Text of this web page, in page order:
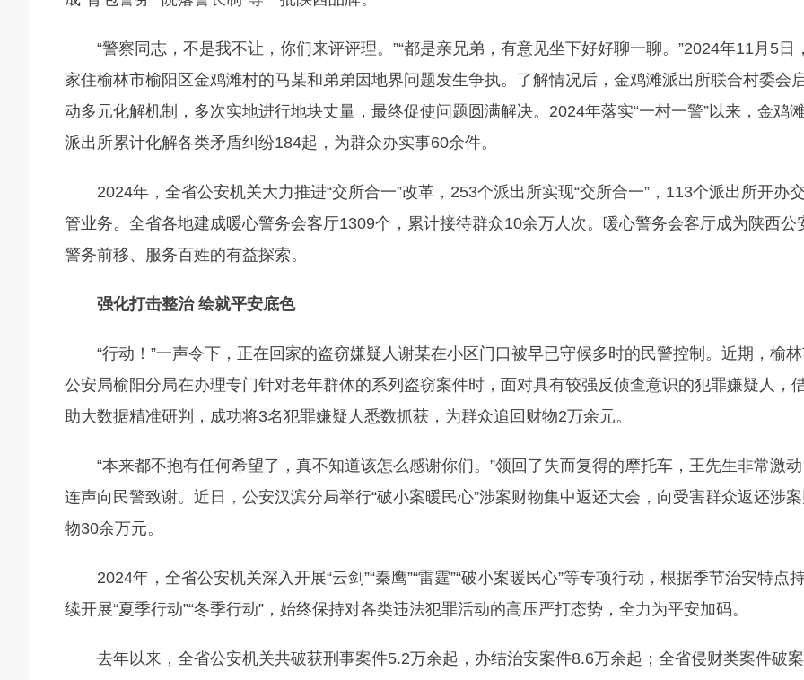
“警察同志，不是我不让，你们来评评理。”“都是亲兄弟，有意见坐下好好聊一聊。”2024年11月5日，
家住榆林市榆阳区金鸡滩村的马某和弟弟因地界问题发生争执。了解情况后，金鸡滩派出所联合村委会
动多元化解机制，多次实地进行地块丈量，最终促使问题圆满解决。2024年落实“一村一警”以来，金鸡滩
派出所累计化解各类矛盾纠纷184起，为群众办实事60余件。
2024年，全省公安机关大力推进“交所合一”改革，253个派出所实现“交所合一”，113个派出所开办交
管业务。全省各地建成暖心警务会客厅1309个，累计接待群众10余万人次。暖心警务会客厅成为陕西公
警务前移、服务百姓的有益探索。
强化打击整治 绘就平安底色
“行动！”一声令下，正在回家的盗窃嫌疑人谢某在小区门口被早已守候多时的民警控制。近期，榆
公安局榆阳分局在办理专门针对老年群体的系列盗窃案件时，面对具有较强反侦查意识的犯罪嫌疑人，
助大数据精准研判，成功将3名犯罪嫌疑人悉数抓获，为群众追回财物2万余元。
“本来都不抱有任何希望了，真不知道该怎么感谢你们。”领回了失而复得的摩托车，王先生非常激动
连声向民警致谢。近日，公安汉滨分局举行“破小案暖民心”涉案财物集中返还大会，向受害群众返还涉
物30余万元。
2024年，全省公安机关深入开展“云剑”“秦鹰”“雷霆”“破小案暖民心”等专项行动，根据季节治安特点
续开展“夏季行动”“冬季行动”，始终保持对各类违法犯罪活动的高压严打态势，全力为平安加码。
去年以来，全省公安机关共破获刑事案件5.2万余起，办结治安案件8.6万余起；全省侵财类案件破案